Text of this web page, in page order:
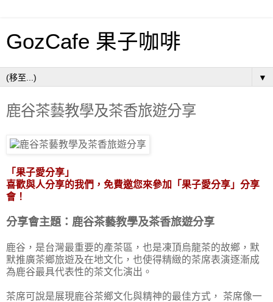
GozCafe 果子咖啡
▼
鹿谷茶藝教學及茶香旅遊分享
「果子愛分享」
喜歡與人分享的我們，免費邀您來參加「果子愛分享」分享
會！
分享會主題：鹿谷茶藝教學及茶香旅遊分享
鹿谷，是台灣最重要的產茶區，也是凍頂烏龍茶的故鄉，默
默推廣茶鄉旅遊及在地文化，也使得精緻的茶席表演逐漸成
為鹿谷最具代表性的茶文化演出。
茶席可說是展現鹿谷茶鄉文化與精神的最佳方式， 茶席像一